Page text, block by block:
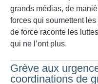
grands médias, de
forces qui soumettent
de force raconte les
qui ne l’ont plus.
Grève aux
coordinations de